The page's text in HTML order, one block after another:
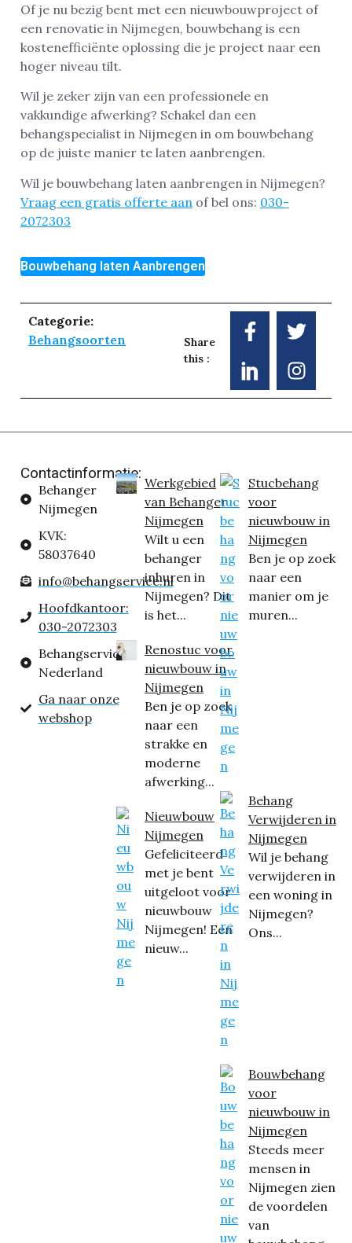
Of je nu bezig bent met een nieuwbouwproject of
een renovatie in Nijmegen, bouwbehang is een
kostenefficiënte oplossing die je project naar een
hoger niveau tilt.
Wil je zeker zijn van een professionele en
vakkundige afwerking? Schakel dan een
behangspecialist in Nijmegen in om bouwbehang
op de juiste manier te laten aanbrengen.
Wil je bouwbehang laten aanbrengen in Nijmegen?
Vraag een gratis offerte aan of bel ons: 030-
2072303
Bouwbehang laten Aanbrengen
Categorie:
Behangsoorten
Share
this :
Contactinformatie:
Behanger
Nijmegen
KVK:
58037640
info@behangservice.nl
Hoofdkantoor:
030-2072303
Behangservice
Nederland
Ga naar onze
webshop
Werkgebied
van Behanger
Nijmegen
Wilt u een
behanger
inhuren in
Nijmegen? Dit
is het...
Renostuc voor
nieuwbouw in
Nijmegen
Ben je op zoek
naar een
strakke en
moderne
afwerking...
Nieuwbouw
Nijmegen
Gefeliciteerd
met je bent
uitgeloot voor
nieuwbouw
Nijmegen! Een
nieuw...
Stucbehang
voor
nieuwbouw in
Nijmegen
Ben je op zoek
naar een
manier om je
muren...
Behang
Verwijderen in
Nijmegen
Wil je behang
verwijderen in
een woning in
Nijmegen?
Ons...
Bouwbehang
voor
nieuwbouw in
Nijmegen
Steeds meer
mensen in
Nijmegen zien
de voordelen
van